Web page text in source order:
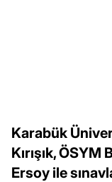
Karabük
Kırışık,
Ersoy ile